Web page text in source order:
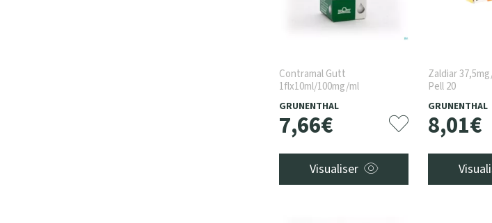
Contramal Gutt
1flx10ml/100mg/ml
GRUNENTHAL
7,66€
Visualiser
Zaldiar
Pell 20
GRUNENTHAL
8,01€